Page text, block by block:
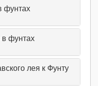
фунтах
фунтах
лея к Фунту